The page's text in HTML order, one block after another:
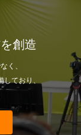
創造
く、
ており、